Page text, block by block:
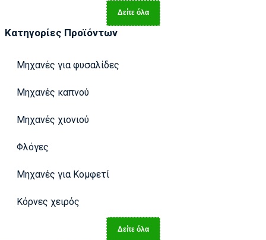
Δείτε όλα
Κατηγορίες Προϊόντων
Μηχανές για φυσαλίδες
Μηχανές καπνού
Μηχανές χιονιού
Φλόγες
Μηχανές για Κομφετί
Κόρνες χειρός
Δείτε όλα